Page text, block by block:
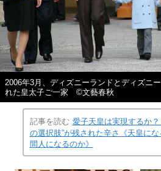
2006年3月、ディズニーランドとディズニ
れた皇太子ご一家 ©文藝春秋
記事を読む 愛子天皇は実現するか
の選択肢”が残された辛さ《天皇に
間人になるのか》